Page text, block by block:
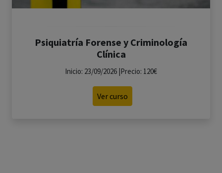
Psiquiatría Forense y Criminología
Clínica
Inicio: 23/09/2026 |Precio: 120€
Ver curso